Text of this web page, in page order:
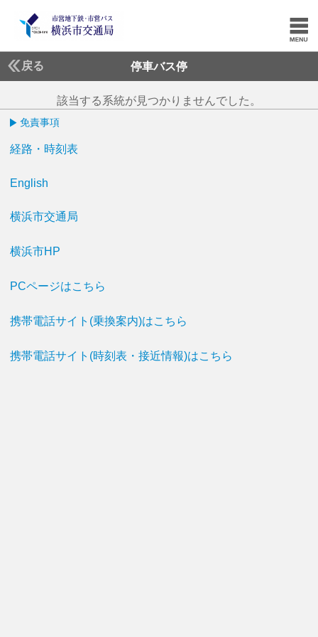
戻る 停車バス停
該当する系統が見つかりませんでした。
免責事項
経路・時刻表
English
横浜市交通局
横浜市HP
PCページはこちら
携帯電話サイト(乗換案内)はこちら
携帯電話サイト(時刻表・接近情報)はこちら